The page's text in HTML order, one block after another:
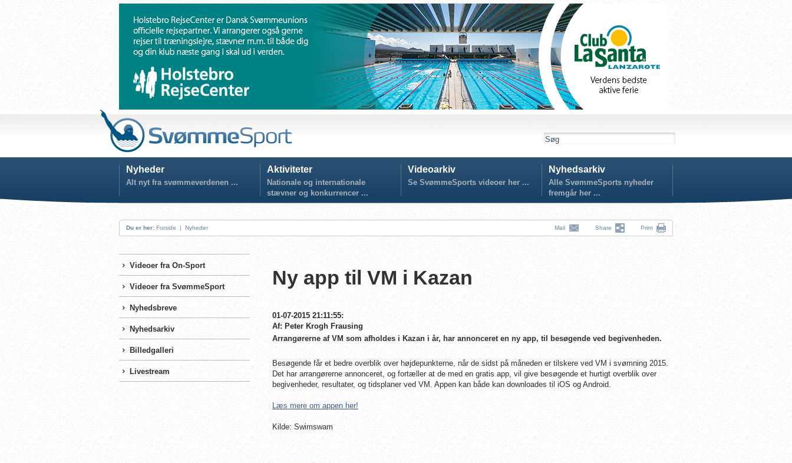
Nyheder
Alt nyt fra svømmeverdenen ...
Aktiviteter
Nationale og internationale
stævner og konkurrencer ...
Videoarkiv
Se SvømmeSports videoer her ...
Nyhedsarkiv
Alle SvømmeSports nyheder
fremgår her ...
Du er her: Forside | Nyheder Mail Share Print
Videoer fra On-Sport
Videoer fra SvømmeSport
Nyhedsbreve
Nyhedsarkiv
Billedgalleri
Livestream
Ny app til VM i Kazan
01-07-2015 21:11:55:
Af: Peter Krogh Frausing
Arrangørerne af VM som afholdes i Kazan i år, har annonceret en ny app, til besøgende ved begivenheden.
Besøgende får et bedre overblik over højdepunkterne, når de sidst på måneden er tilskere ved VM i svømning 2015.
Det har arrangørerne annonceret, og fortæller at de med en gratis app, vil give besøgende et hurtigt overblik over
begivenheder, resultater, og tidsplaner ved VM. Appen kan både kan downloades til iOS og Android.
Læs mere om appen her!
Kilde: Swimswam